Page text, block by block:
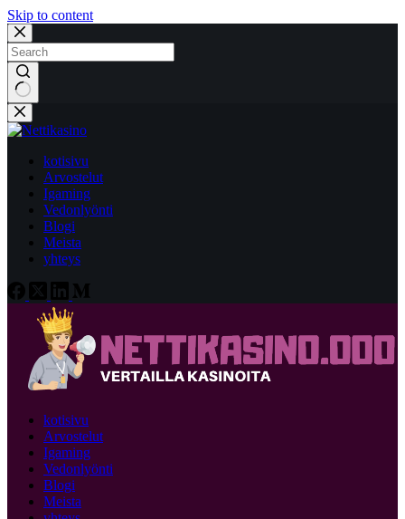
Skip to content
No
results
kotisivu
Arvostelut
Igaming
Vedonlyönti
Blogi
Meista
yhteys
kotisivu
Arvostelut
Igaming
Vedonlyönti
Blogi
Meista